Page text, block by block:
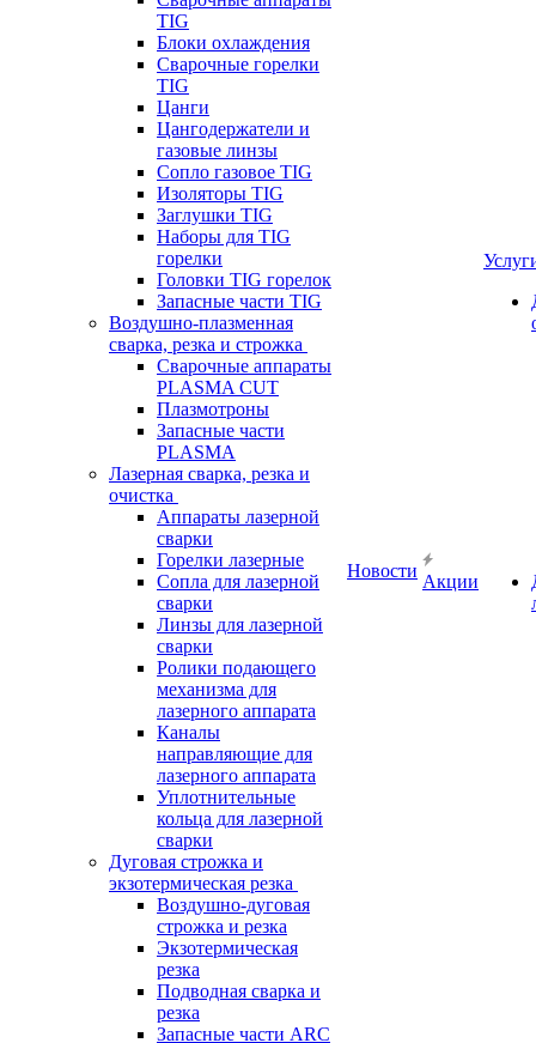
TIG
Блоки охлаждения
Сварочные горелки
TIG
Цанги
Цангодержатели и
газовые линзы
Сопло газовое TIG
Изоляторы TIG
Заглушки TIG
Наборы для TIG
горелки
Головки TIG горелок
Запасные части TIG
Воздушно-плазменная
сварка, резка и строжка
Сварочные аппараты
PLASMA CUT
Плазмотроны
Запасные части
PLASMA
Лазерная сварка, резка и
очистка
Аппараты лазерной
сварки
Горелки лазерные
Сопла для лазерной
сварки
Линзы для лазерной
сварки
Ролики подающего
механизма для
лазерного аппарата
Каналы
направляющие для
лазерного аппарата
Уплотнительные
кольца для лазерной
сварки
Дуговая строжка и
экзотермическая резка
Воздушно-дуговая
строжка и резка
Экзотермическая
резка
Подводная сварка и
резка
Запасные части ARC
Новости
Акции